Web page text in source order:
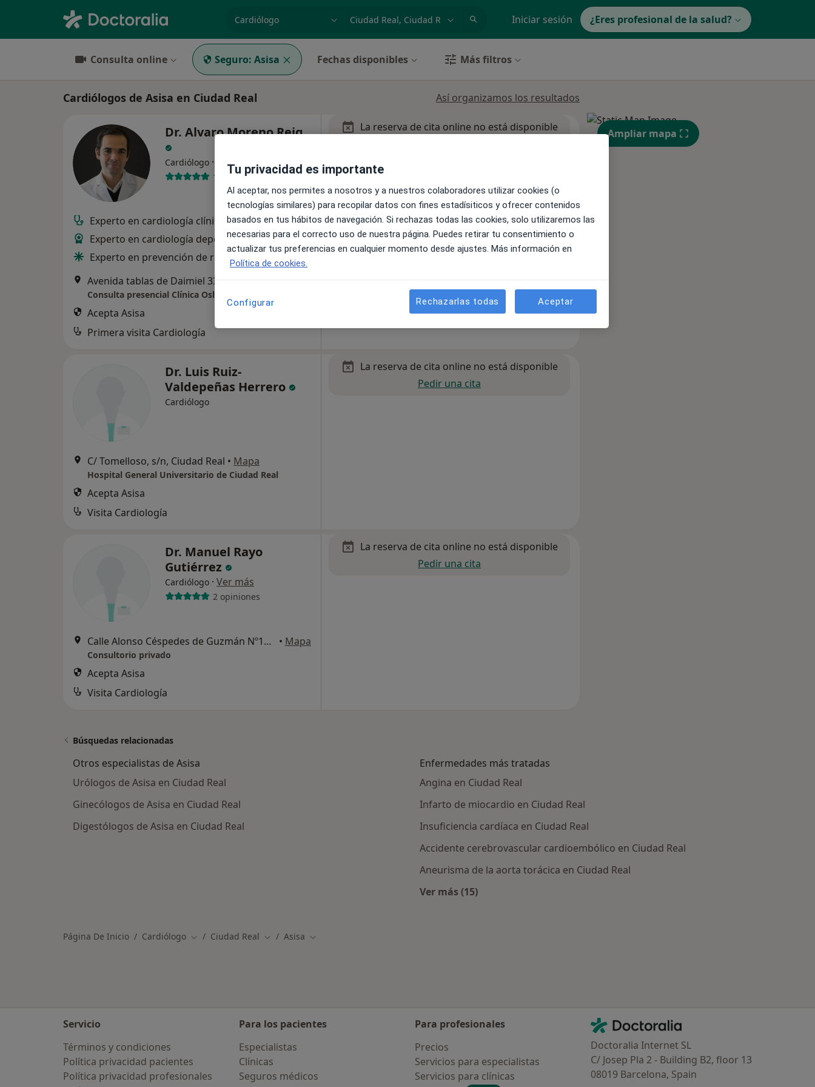
especialidad, enfermedad o nombre Iniciar sesión ¿Eres profesional de la salud?
Consulta online Seguro: Asisa Fechas disponibles Más filtros
Cardiólogos de Asisa en Ciudad Real Así organizamos los resultados
Dr. Alvaro Moreno Reig
Cardiólogo · Ver más
183 opiniones
Experto en cardiología clínica
Experto en cardiología deportiva
Experto en prevención de riesgo cardiovascular
Consulta presencial Clínica Osler
Acepta Asisa
Primera visita Cardiología
La reserva de cita online no está disponible
Dr. Luis Ruiz-
Valdepeñas Herrero
Cardiólogo
C/ Tomelloso, s/n, Ciudad Real • Mapa
Hospital General Universitario de Ciudad Real
Acepta Asisa
Visita Cardiología
La reserva de cita online no está disponible
Pedir una cita
Dr. Manuel Rayo
Gutiérrez
Cardiólogo · Ver más
2 opiniones
Calle Alonso Céspedes de Guzmán Nº10, Bajo. CLÍNICA CARDIORREAL, Ciudad Real • Mapa
Consultorio privado
Acepta Asisa
Visita Cardiología
La reserva de cita online no está disponible
Pedir una cita
Ampliar mapa
Búsquedas relacionadas
Otros especialistas de Asisa
Urólogos de Asisa en Ciudad Real
Ginecólogos de Asisa en Ciudad Real
Digestólogos de Asisa en Ciudad Real
Enfermedades más tratadas
Angina en Ciudad Real
Infarto de miocardio en Ciudad Real
Insuficiencia cardíaca en Ciudad Real
Accidente cerebrovascular cardioembólico en Ciudad Real
Aneurisma de la aorta torácica en Ciudad Real
Ver más (15)
Página De Inicio Cardiólogo Cambiar de ciudad
Ciudad Real Cambiar de ciudad
Asisa Cambiar de ciudad
Servicio
Términos y condiciones
Política privacidad pacientes
Política privacidad profesionales
Para los pacientes
Especialistas
Clínicas
Seguros médicos
Para profesionales
Precios
Servicios para especialistas
Servicios para clínicas
Contacto
Doctoralia - Página de inicio
Doctoralia Internet SL
C/ Josep Pla 2 - Building B2, floor 13
08019 Barcelona, Spain
Tu privacidad es importante
Al aceptar, nos permites a nosotros y a nuestros colaboradores utilizar cookies (o
tecnologías similares) para recopilar datos con fines estadísiticos y ofrecer contenidos
basados en tus hábitos de navegación. Si rechazas todas las cookies, solo utilizaremos las
necesarias para el correcto uso de nuestra página. Puedes retirar tu consentimiento o
actualizar tus preferencias en cualquier momento desde ajustes. Más información en
Política de cookies.
Configurar Rechazarlas todas Aceptar